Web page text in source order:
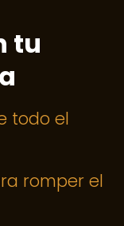
tu
todo el
romper el